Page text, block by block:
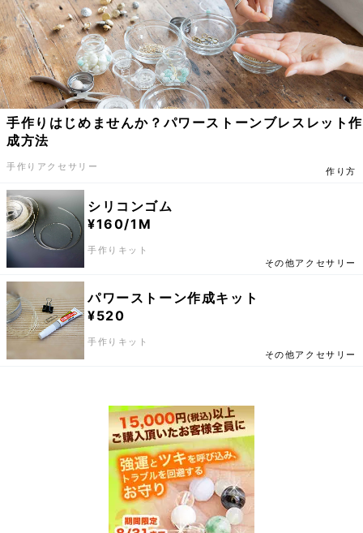
手作りはじめませんか？パワーストーンブレスレット作
成方法
手作りアクセサリー 作り方
シリコンゴム
¥160/1M
手作りキット
その他アクセサリー
パワーストーン作成キット
¥520
手作りキット
その他アクセサリー